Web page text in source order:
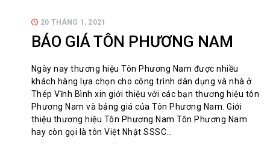
20 THÁNG 1, 2021
BÁO GIÁ TÔN PHƯƠNG NAM
Ngày nay thương hiệu Tôn Phương Nam được nhiều
khách hàng lựa chọn cho công trình dân dụng và nhà ở.
Thép Vĩnh Bình xin giới thiệu với các bạn thương hiệu tôn
Phương Nam và bảng giá của Tôn Phương Nam. Giới
thiệu thương hiệu Tôn Phương Nam Tôn Phương Nam
hay còn gọi là tôn Việt Nhật SSSC…